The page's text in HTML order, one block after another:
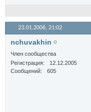
23.01.2006, 21:02
nchuvakhin
Член сообщества
Регистрация
12.12.2005
Сообщений
605